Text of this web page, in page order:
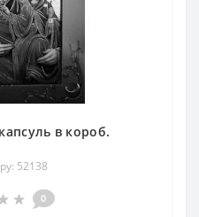
в короб.
52138
0